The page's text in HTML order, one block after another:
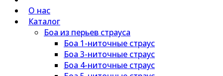
О нас
Каталог
Боа из перьев страуса
Боа 1-ниточные страус
Боа 3-ниточные страус
Боа 4-ниточные страус